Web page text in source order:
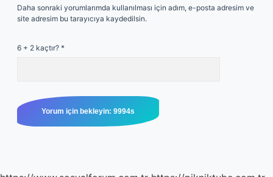
Daha sonraki yorumlarımda kullanılması için adım, e-posta adresim ve
site adresim bu tarayıcıya kaydedilsin.
6 + 2 kaçtır? *